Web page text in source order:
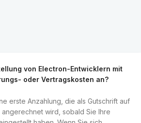
von Electron-Entwicklern mit
oder Vertragskosten an?
erste Anzahlung, die als Gutschrift auf
wird, sobald Sie Ihre